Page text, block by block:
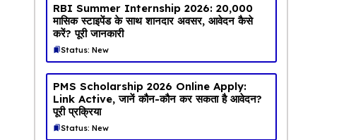
RBI Summer Internship 2026: ₹20,000
मासिक स्टाइपेंड के साथ शानदार अवसर, आवेदन कैसे
करें? पूरी जानकारी
Status: New
PMS Scholarship 2026 Online Apply:
Link Active, जानें कौन-कौन कर सकता है आवेदन?
पूरी प्रक्रिया
Status: New